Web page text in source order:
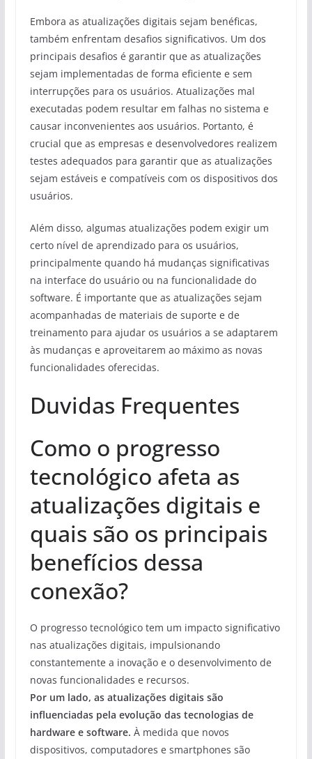
Embora as atualizações digitais sejam benéficas,
também enfrentam desafios significativos. Um dos
principais desafios é garantir que as atualizações
sejam implementadas de forma eficiente e sem
interrupções para os usuários. Atualizações mal
executadas podem resultar em falhas no sistema e
causar inconvenientes aos usuários. Portanto, é
crucial que as empresas e desenvolvedores realizem
testes adequados para garantir que as atualizações
sejam estáveis e compatíveis com os dispositivos dos
usuários.
Além disso, algumas atualizações podem exigir um
certo nível de aprendizado para os usuários,
principalmente quando há mudanças significativas
na interface do usuário ou na funcionalidade do
software. É importante que as atualizações sejam
acompanhadas de materiais de suporte e de
treinamento para ajudar os usuários a se adaptarem
às mudanças e aproveitarem ao máximo as novas
funcionalidades oferecidas.
Duvidas Frequentes
Como o progresso
tecnológico afeta as
atualizações digitais e
quais são os principais
benefícios dessa
conexão?
O progresso tecnológico tem um impacto significativo
nas atualizações digitais, impulsionando
constantemente a inovação e o desenvolvimento de
novas funcionalidades e recursos.
Por um lado, as atualizações digitais são
influenciadas pela evolução das tecnologias de
hardware e software. À medida que novos
dispositivos, computadores e smartphones são